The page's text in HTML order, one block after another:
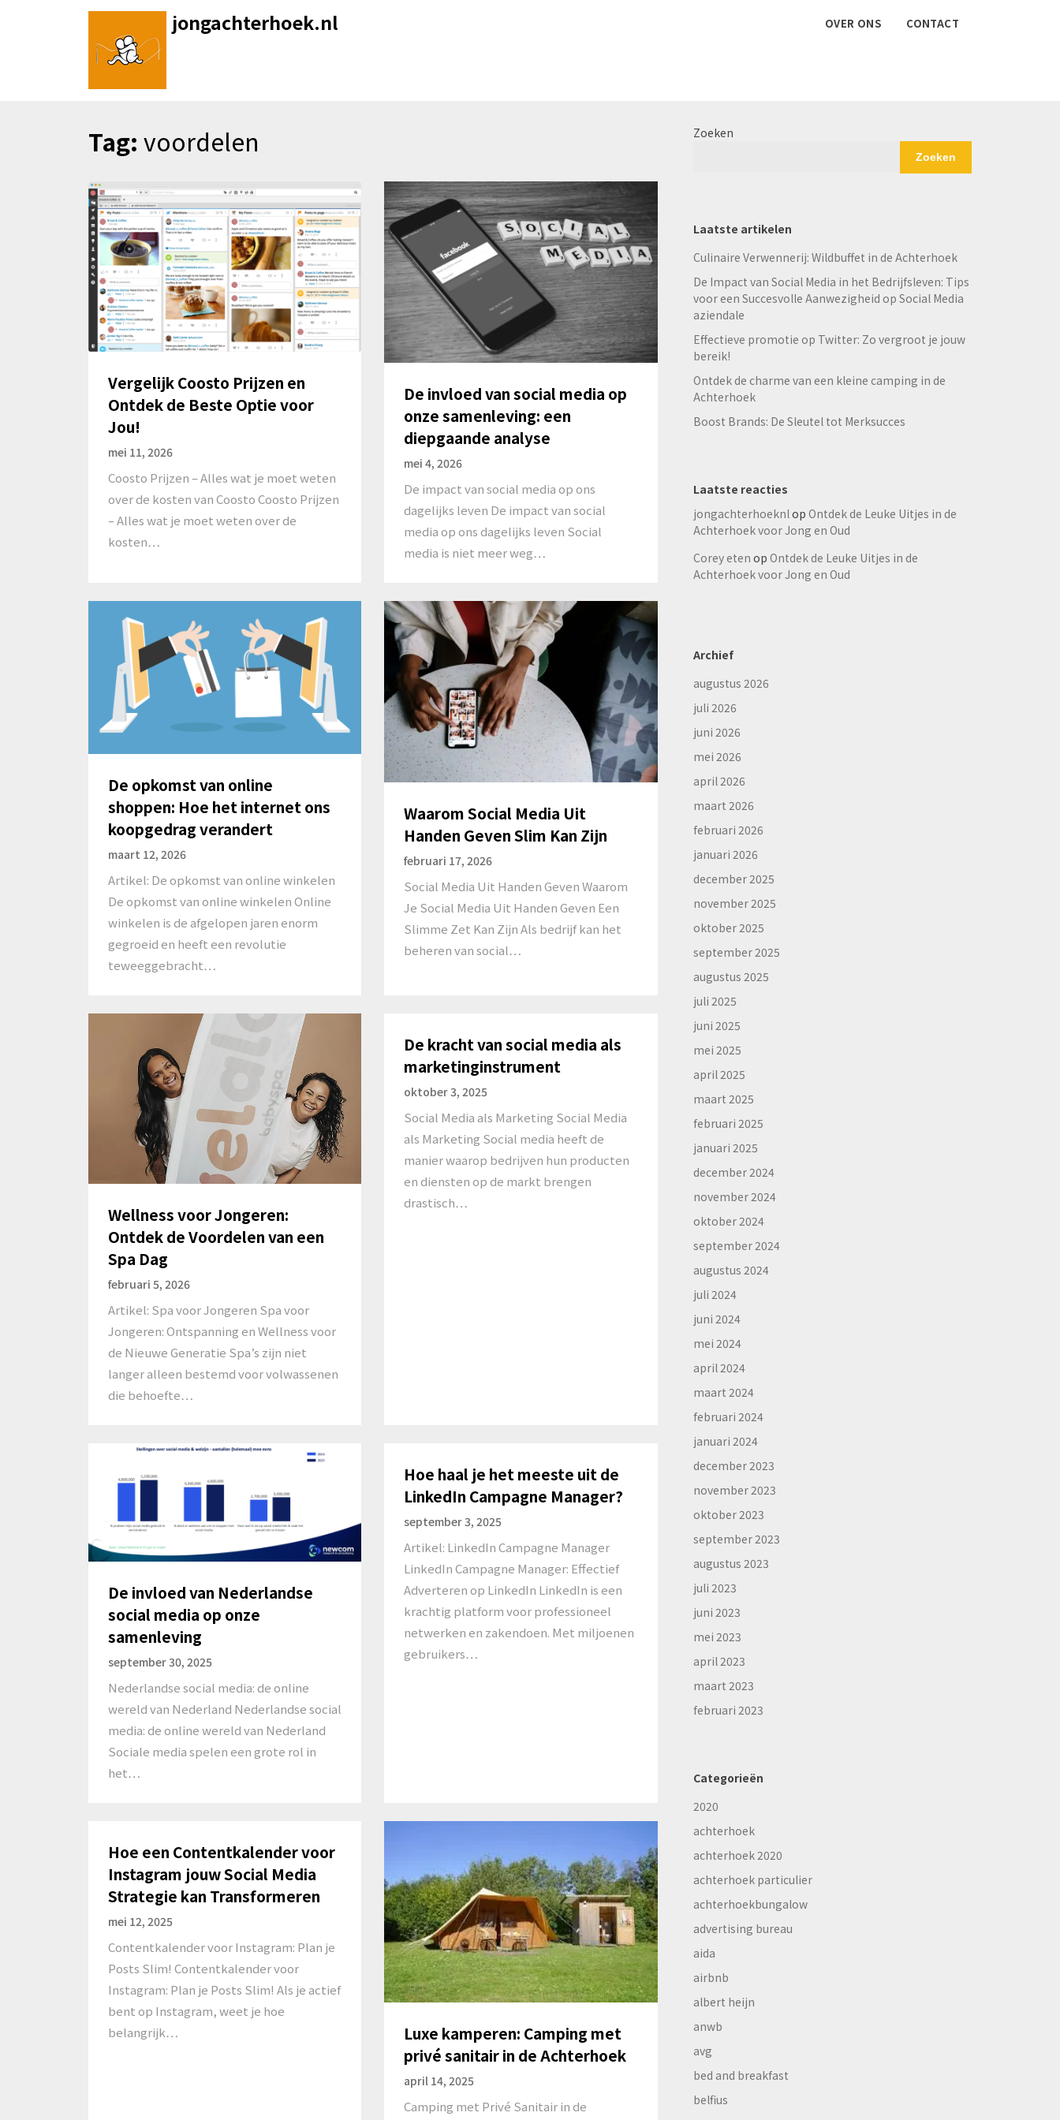
jongachterhoek.nl OVER ONS CONTACT
Tag: voordelen
Vergelijk Coosto Prijzen en
Ontdek de Beste Optie voor
Jou!
mei 11, 2026
Coosto Prijzen – Alles wat je moet weten
over de kosten van Coosto Coosto Prijzen
– Alles wat je moet weten over de
kosten…
De invloed van social media op
onze samenleving: een
diepgaande analyse
mei 4, 2026
De impact van social media op ons
dagelijks leven De impact van social
media op ons dagelijks leven Social
media is niet meer weg…
De opkomst van online
shoppen: Hoe het internet ons
koopgedrag verandert
maart 12, 2026
Artikel: De opkomst van online winkelen
De opkomst van online winkelen Online
winkelen is de afgelopen jaren enorm
gegroeid en heeft een revolutie
teweeggebracht…
Waarom Social Media Uit
Handen Geven Slim Kan Zijn
februari 17, 2026
Social Media Uit Handen Geven Waarom
Je Social Media Uit Handen Geven Een
Slimme Zet Kan Zijn Als bedrijf kan het
beheren van social…
Wellness voor Jongeren:
Ontdek de Voordelen van een
Spa Dag
februari 5, 2026
Artikel: Spa voor Jongeren Spa voor
Jongeren: Ontspanning en Wellness voor
de Nieuwe Generatie Spa’s zijn niet
langer alleen bestemd voor volwassenen
die behoefte…
De kracht van social media als
marketinginstrument
oktober 3, 2025
Social Media als Marketing Social Media
als Marketing Social media heeft de
manier waarop bedrijven hun producten
en diensten op de markt brengen
drastisch…
De invloed van Nederlandse
social media op onze
samenleving
september 30, 2025
Nederlandse social media: de online
wereld van Nederland Nederlandse social
media: de online wereld van Nederland
Sociale media spelen een grote rol in
het…
Hoe haal je het meeste uit de
LinkedIn Campagne Manager?
september 3, 2025
Artikel: LinkedIn Campagne Manager
LinkedIn Campagne Manager: Effectief
Adverteren op LinkedIn LinkedIn is een
krachtig platform voor professioneel
netwerken en zakendoen. Met miljoenen
gebruikers…
Hoe een Contentkalender voor
Instagram jouw Social Media
Strategie kan Transformeren
mei 12, 2025
Contentkalender voor Instagram: Plan je
Posts Slim! Contentkalender voor
Instagram: Plan je Posts Slim! Als je actief
bent op Instagram, weet je hoe
belangrijk…
Luxe kamperen: Camping met
privé sanitair in de Achterhoek
april 14, 2025
Camping met Privé Sanitair in de
Zoeken
Zoeken
Laatste artikelen
Culinaire Verwennerij: Wildbuffet in de Achterhoek
De Impact van Social Media in het Bedrijfsleven: Tips
voor een Succesvolle Aanwezigheid op Social Media
aziendale
Effectieve promotie op Twitter: Zo vergroot je jouw
bereik!
Ontdek de charme van een kleine camping in de
Achterhoek
Boost Brands: De Sleutel tot Merksucces
Laatste reacties
jongachterhoeknlop Ontdek de Leuke Uitjes in de
Achterhoek voor Jong en Oud
Corey eten op Ontdek de Leuke Uitjes in de
Achterhoek voor Jong en Oud
Archief
augustus 2026
juli 2026
juni 2026
mei 2026
april 2026
maart 2026
februari 2026
januari 2026
december 2025
november 2025
oktober 2025
september 2025
augustus 2025
juli 2025
juni 2025
mei 2025
april 2025
maart 2025
februari 2025
januari 2025
december 2024
november 2024
oktober 2024
september 2024
augustus 2024
juli 2024
juni 2024
mei 2024
april 2024
maart 2024
februari 2024
januari 2024
december 2023
november 2023
oktober 2023
september 2023
augustus 2023
juli 2023
juni 2023
mei 2023
april 2023
maart 2023
februari 2023
Categorieën
2020
achterhoek
achterhoek 2020
achterhoek particulier
achterhoekbungalow
advertising bureau
aida
airbnb
albert heijn
anwb
avg
bed and breakfast
belfius